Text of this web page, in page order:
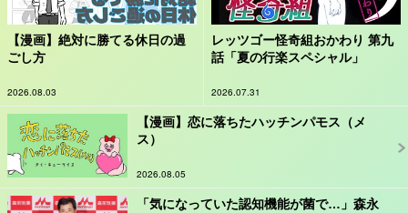
【漫画】絶対に勝てる休日の過
ごし方
2026.08.03
レッツゴー怪奇組おかわり 第九
話「夏の行楽スペシャル」
2026.07.31
【漫画】恋に落ちたハッチンパモス（メ
ス）
2026.08.05
「気になっていた認知機能が菌で…」森永